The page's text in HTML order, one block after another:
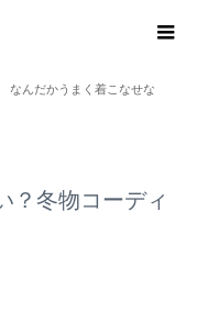
なんだかうまく着こなせな
？冬物コーディ